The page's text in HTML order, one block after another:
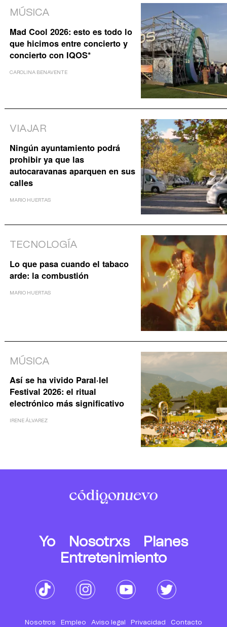
MÚSICA
Mad Cool 2026: esto es todo lo
que hicimos entre concierto y
concierto con IQOS*
CAROLINA BENAVENTE
VIAJAR
Ningún ayuntamiento podrá
prohibir ya que las
autocaravanas aparquen en sus
calles
MARIO HUERTAS
TECNOLOGÍA
Lo que pasa cuando el tabaco
arde: la combustión
MARIO HUERTAS
MÚSICA
Así se ha vivido Paral·lel
Festival 2026: el ritual
electrónico más significativo
IRENE ÁLVAREZ
Yo Nosotrxs
Planes
Entretenimiento
Nosotros Empleo Aviso legal Privacidad Contacto